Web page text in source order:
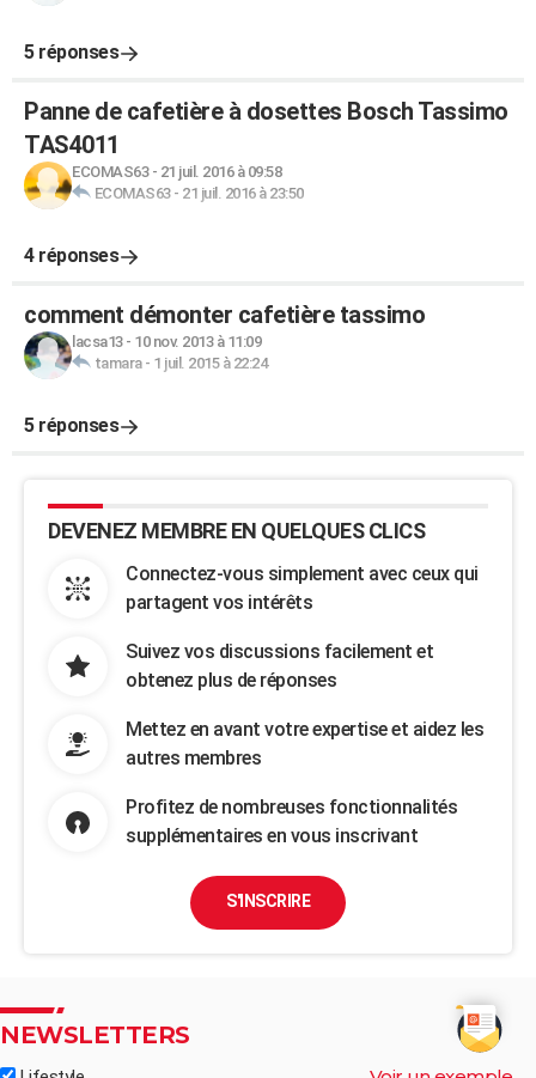
5 réponses
Panne de cafetière à dosettes Bosch Tassimo
TAS4011
ECOMAS63- 21 juil. 2016 à 09:58
ECOMAS63- 21 juil. 2016 à 23:50
4 réponses
comment démonter cafetière tassimo
lacsa13- 10 nov. 2013 à 11:09
tamara- 1 juil. 2015 à 22:24
5 réponses
DEVENEZ MEMBRE EN QUELQUES CLICS
Connectez-vous simplement avec ceux qui
partagent vos intérêts
Suivez vos discussions facilement et
obtenez plus de réponses
Mettez en avant votre expertise et aidez les
autres membres
Profitez de nombreuses fonctionnalités
supplémentaires en vous inscrivant
S'INSCRIRE
NEWSLETTERS